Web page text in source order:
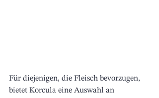
Für diejenigen, die Fleisch bevorzugen,
bietet Korcula eine Auswahl an